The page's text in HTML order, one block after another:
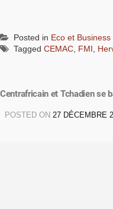
Posted in Eco et Business
Tagged CEMAC, FMI,
Centrafricain et Tchadien se
POSTED ON 27 DÉCEMBRE